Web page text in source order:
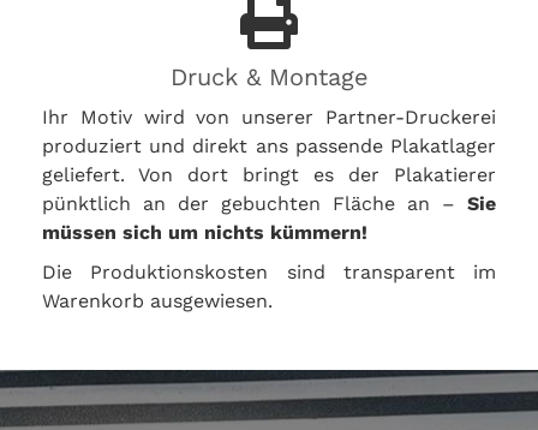
Druck & Montage
Ihr Motiv wird von unserer Partner-Druckerei
produziert und direkt ans passende Plakatlager
geliefert. Von dort bringt es der Plakatierer
pünktlich an der gebuchten Fläche an – Sie
müssen sich um nichts kümmern!
Die Produktionskosten sind transparent im
Warenkorb ausgewiesen.